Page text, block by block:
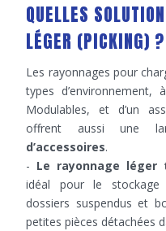
QUELLES
LÉGER (PICKING) ?
Les rayonnages pour
types
Modulables, et d’un
offrent aussi une
d’accessoires.
- Le rayonnage
idéal pour le stockage
dossiers suspendus et
petites pièces détachées